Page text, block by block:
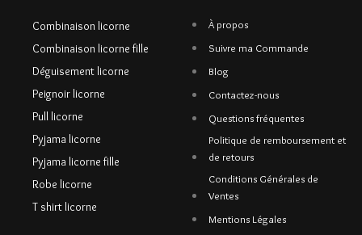
Combinaison licorne
Combinaison licorne fille
Déguisement licorne
Peignoir licorne
Pull licorne
Pyjama licorne
Pyjama licorne fille
Robe licorne
T shirt licorne
À propos
Suivre ma Commande
Blog
Contactez-nous
Questions fréquentes
Politique de remboursement et
de retours
Conditions Générales de
Ventes
Mentions Légales